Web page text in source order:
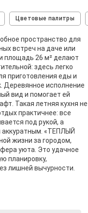
Цветовые палитры
пространство для
встреч на даче или
площадь 26 м² делают
здесь легко
приготовления еды и
Деревянное исполнение
вид и помогает ей
Такая летняя кухня не
практичнее: все
под рукой, а
«ТЕПЛЫЙ
жизни за городом,
уюта. Это удачное
планировку,
лишней вычурности.